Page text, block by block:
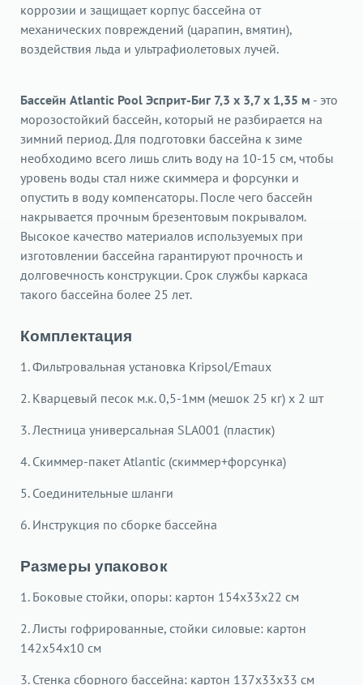
коррозии и защищает корпус бассейна от
механических повреждений (царапин, вмятин),
воздействия льда и ультрафиолетовых лучей.
Бассейн Atlantic Pool Эсприт-Биг 7,3 х 3,7 x 1,35 м - это
морозостойкий бассейн, который не разбирается на
зимний период. Для подготовки бассейна к зиме
необходимо всего лишь слить воду на 10-15 см, чтобы
уровень воды стал ниже скиммера и форсунки и
опустить в воду компенсаторы. После чего бассейн
накрывается прочным брезентовым покрывалом.
Высокое качество материалов используемых при
изготовлении бассейна гарантируют прочность и
долговечность конструкции. Срок службы каркаса
такого бассейна более 25 лет.
Комплектация
1. Фильтровальная установка Kripsol/Emaux
2. Кварцевый песок м.к. 0,5-1мм (мешок 25 кг) х 2 шт
3. Лестница универсальная SLA001 (пластик)
4. Скиммер-пакет Atlantic (скиммер+форсунка)
5. Соединительные шланги
6. Инструкция по сборке бассейна
Размеры упаковок
1. Боковые стойки, опоры: картон 154х33х22 см
2. Листы гофрированные, стойки силовые: картон
142х54х10 см
3. Стенка сборного бассейна: картон 137х33х33 см